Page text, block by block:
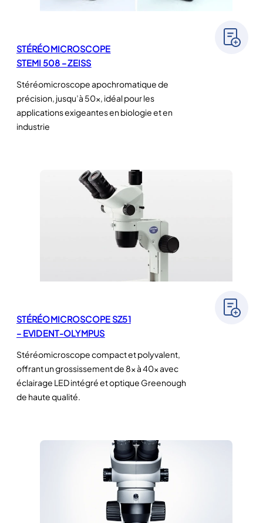
STÉRÉOMICROSCOPE
STEMI 508 – ZEISS
Stéréomicroscope apochromatique de
précision, jusqu’à 50×, idéal pour les
applications exigeantes en biologie et en
industrie
STÉRÉOMICROSCOPE SZ51
– EVIDENT-OLYMPUS
Stéréomicroscope compact et polyvalent,
offrant un grossissement de 8× à 40× avec
éclairage LED intégré et optique Greenough
de haute qualité.